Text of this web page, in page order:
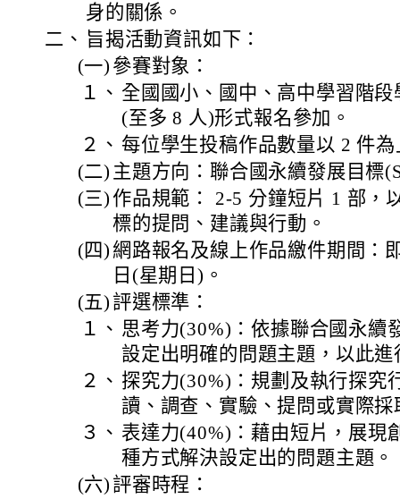
身的關係。
二、 旨揭活動資訊如下：
(一) 參賽對象：
１、 全國國小、國中、高中學習階
(至多 8 人)形式報名參加。
２、 每位學生投稿作品數量以 2 件
(二) 主題方向：聯合國永續發展目標
(三) 作品規範： 2-5 分鐘短片 1 部，
標的提問、建議與行動。
(四) 網路報名及線上作品繳件期間：
日(星期日)。
(五) 評選標準：
１、 思考力(30%)：依據聯合國永續
設定出明確的問題主題，以此進
２、 探究力(30%)：規劃及執行探究
讀、調查、實驗、提問或實際
３、 表達力(40%)：藉由短片，展現
種方式解決設定出的問題主題。
(六) 評審時程：